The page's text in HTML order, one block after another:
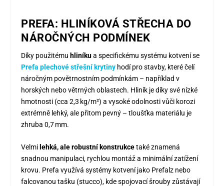
PREFA: HLINÍKOVÁ STŘECHA DO
NÁROČNÝCH PODMÍNEK
Díky použitémuhliníkua specifickému systému kotvení se
Prefa plechové střešní krytiny hodí pro stavby, které čelí
náročným povětrnostním podmínkám – například v
horských nebo větrných oblastech. Hliník je díky své nízké
hmotnosti (cca 2,3 kg/m²) a vysoké odolnosti vůči korozi
extrémně lehký, ale přitom pevný – tloušťka materiálu je
zhruba 0,7 mm.
Velmi lehká, ale robustní konstrukcetaké znamená
snadnou manipulaci, rychlou montáž a minimální zatížení
krovu. Prefa využívá systémy kotvení jako Prefalz nebo
falcovanou tašku (stucco), kde spojovací šrouby zůstávají